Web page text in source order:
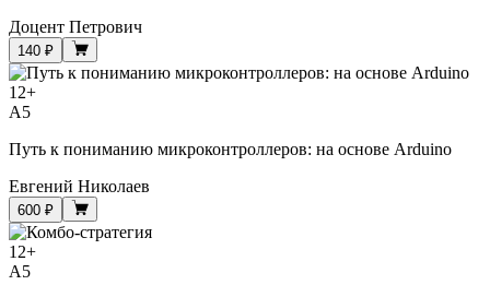
Доцент Петрович
140 ₽
12+
A5
Путь к пониманию микроконтроллеров: на основе Arduino
Евгений Николаев
600 ₽
12+
A5